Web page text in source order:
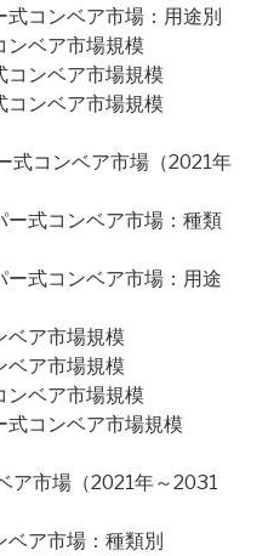
式コンベア市場：用途別
ンベア市場規模
コンベア市場規模
コンベア市場規模
式コンベア市場（2021年
ー式コンベア市場：種類
ー式コンベア市場：用途
ベア市場規模
ベア市場規模
ンベア市場規模
式コンベア市場規模
ア市場（2021年～2031
ベア市場：種類別